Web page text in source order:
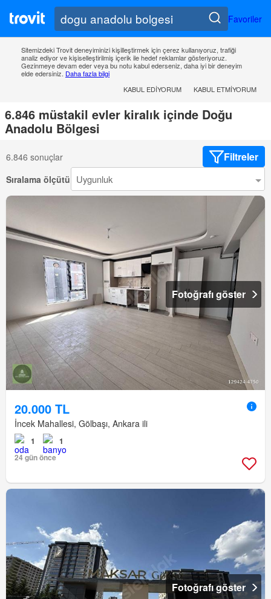
Favoriler
Sitemizdeki Trovit deneyiminizi kişilleştirmek için çerez kullanıyoruz, trafiği
analiz ediyor ve kişiselleştirilmiş içerik ile hedef reklamlar gösteriyoruz.
Gezinmeye devam eder veya bu notu kabul ederseniz, daha iyi bir deneyim
elde edersiniz. Daha fazla bilgi
KABUL EDIYORUM
KABUL ETMIYORUM
6.846 müstakil evler kiralık içinde Doğu
Anadolu Bölgesi
6.846 sonuçlar Filtreler
Sıralama ölçütü
Fotoğrafı göster
20.000 TL
İncek Mahallesi, Gölbaşı, Ankara ili
1
1
24 gün önce
Fotoğrafı göster